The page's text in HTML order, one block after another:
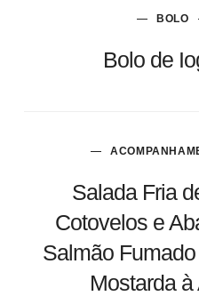
BOLO
Bolo de
Salada Fria
Cotovelos e
Salmão
Mostarda à